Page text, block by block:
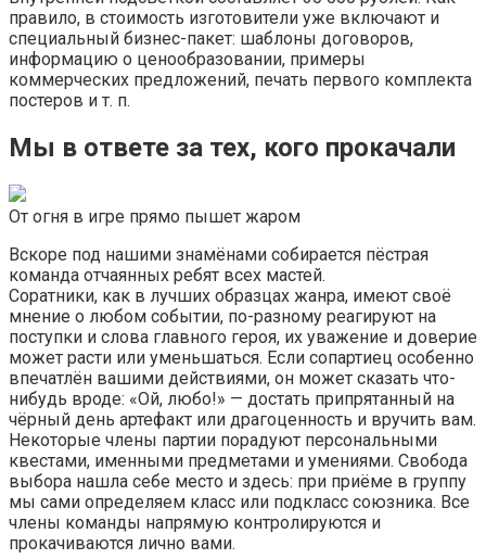
правило, в стоимость изготовители уже включают и
специальный бизнес-пакет: шаблоны договоров,
информацию о ценообразовании, примеры
коммерческих предложений, печать первого комплекта
постеров и т. п.
Мы в ответе за тех, кого прокачали
От огня в игре прямо пышет жаром
Вскоре под нашими знамёнами собирается пёстрая
команда отчаянных ребят всех мастей.
Соратники, как в лучших образцах жанра, имеют своё
мнение о любом событии, по-разному реагируют на
поступки и слова главного героя, их уважение и доверие
может расти или уменьшаться. Если сопартиец особенно
впечатлён вашими действиями, он может сказать что-
нибудь вроде: «Ой, любо!» — достать припрятанный на
чёрный день артефакт или драгоценность и вручить вам.
Некоторые члены партии порадуют персональными
квестами, именными предметами и умениями. Свобода
выбора нашла себе место и здесь: при приёме в группу
мы сами определяем класс или подкласс союзника. Все
члены команды напрямую контролируются и
прокачиваются лично вами.